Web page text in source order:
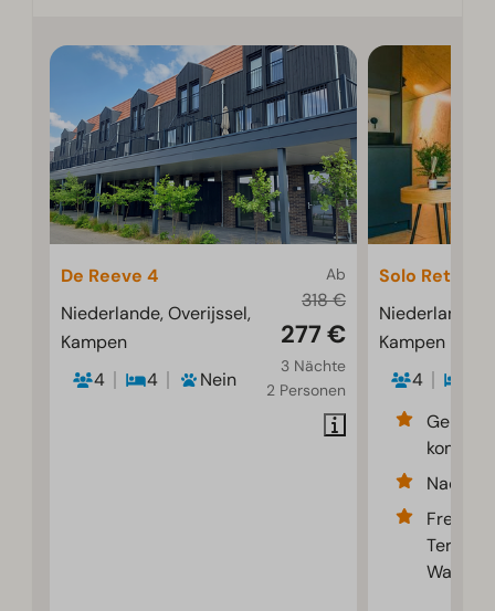
Ab
318 €
277 €
3 Nächte
2 Personen
De Reeve 4
Niederlande, Overijssel,
Kampen
4
4 Nein
Solo Retreat
Niederlande,
Kampen
4
Freier
Wasser